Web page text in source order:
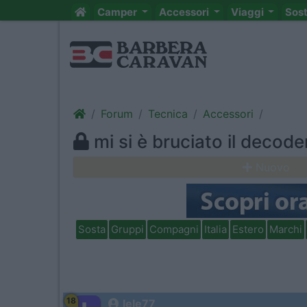
Camper Accessori Viaggi
Forum Tecnica Accessori
mi si è bruciato il
Sosta Gruppi Compagni Italia Estero Marchi
18 lele77